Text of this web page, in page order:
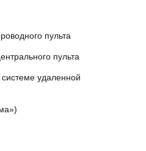
пульта
пульта
удаленной